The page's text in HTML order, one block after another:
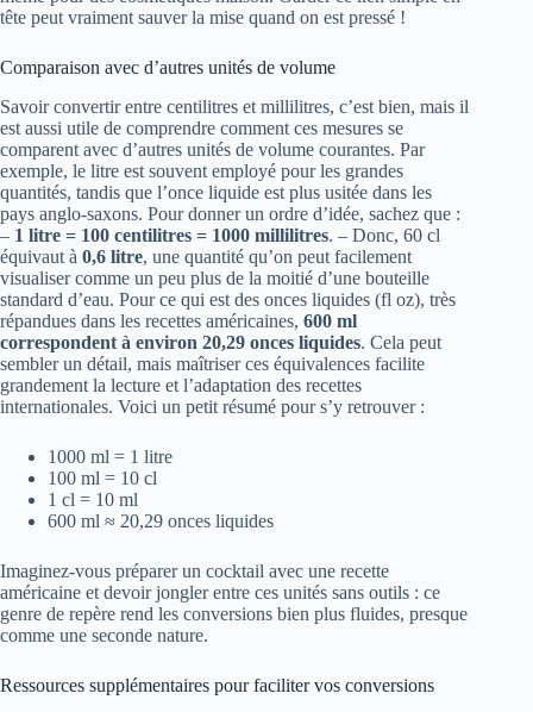
tête peut vraiment sauver la mise quand on est pressé !
Comparaison avec d’autres unités de volume
Savoir convertir entre centilitres et millilitres, c’est bien, mais il
est aussi utile de comprendre comment ces mesures se
comparent avec d’autres unités de volume courantes. Par
exemple, le litre est souvent employé pour les grandes
quantités, tandis que l’once liquide est plus usitée dans les
pays anglo-saxons. Pour donner un ordre d’idée, sachez que :
– 1 litre = 100 centilitres = 1000 millilitres. – Donc, 60 cl
équivaut à 0,6 litre, une quantité qu’on peut facilement
visualiser comme un peu plus de la moitié d’une bouteille
standard d’eau. Pour ce qui est des onces liquides (fl oz), très
répandues dans les recettes américaines, 600 ml
correspondent à environ 20,29 onces liquides. Cela peut
sembler un détail, mais maîtriser ces équivalences facilite
grandement la lecture et l’adaptation des recettes
internationales. Voici un petit résumé pour s’y retrouver :
1000 ml = 1 litre
100 ml = 10 cl
1 cl = 10 ml
600 ml ≈ 20,29 onces liquides
Imaginez-vous préparer un cocktail avec une recette
américaine et devoir jongler entre ces unités sans outils : ce
genre de repère rend les conversions bien plus fluides, presque
comme une seconde nature.
Ressources supplémentaires pour faciliter vos conversions